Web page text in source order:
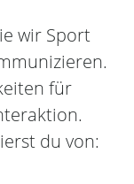
wir Sport
für
du von: